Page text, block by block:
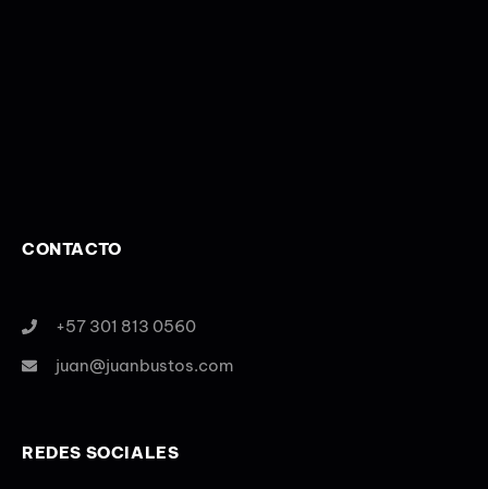
CONTACTO
+57 301 813 0560
juan@juanbustos.com
REDES SOCIALES